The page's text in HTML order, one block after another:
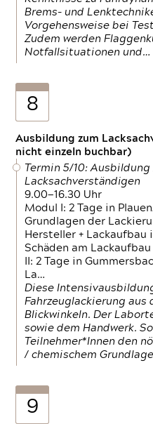
Brems- und
Vorgehensweise bei
Zudem werden
Notfallsituationen und…
8
Ausbildung zum
nicht einzeln buchbar)
Termin 5/10: Ausbildung
Lacksachverständigen
9.00—16.30 Uhr
Modul I: 2 Tage in
Grundlagen der
Hersteller + Lackaufbau
Schäden am
II: 2 Tage in
La…
Diese
Fahrzeuglackierung aus
Blickwinkeln. Der
sowie dem Handwerk.
Teilnehmer*Innen den
/ chemischem
9